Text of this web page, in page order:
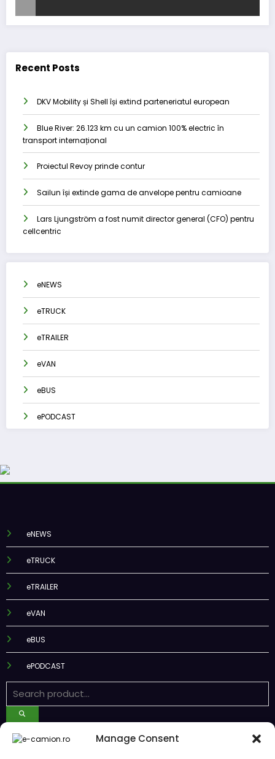
Manage Consent
Recent Posts
DKV Mobility și Shell își extind parteneriatul european
Blue River: 26.123 km cu un camion 100% electric în
transport internațional
Proiectul Revoy prinde contur
Sailun își extinde gama de anvelope pentru camioane
Lars Ljungström a fost numit director general (CFO) pentru
cellcentric
eNEWS
eTRUCK
eTRAILER
eVAN
eBUS
ePODCAST
eNEWS
eTRUCK
eTRAILER
eVAN
eBUS
ePODCAST
Recent Posts